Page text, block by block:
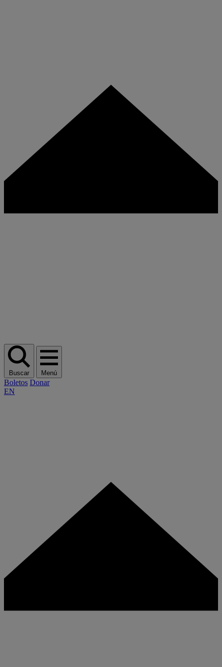
Buscar Menú
Boletos Donar
EN